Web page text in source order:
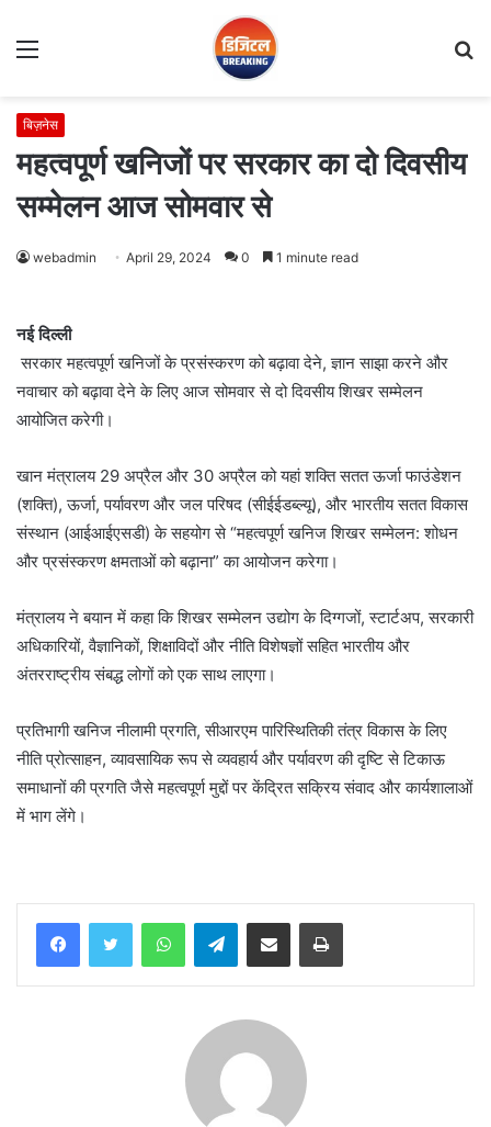
Menu
बिज़नेस
महत्वपूर्ण खनिजों पर सरकार का दो दिवसीय
सम्मेलन आज सोमवार से
webadmin April 29, 2024 0 1 minute read
नई दिल्ली
सरकार महत्वपूर्ण खनिजों के प्रसंस्करण को बढ़ावा देने, ज्ञान साझा करने और
नवाचार को बढ़ावा देने के लिए आज सोमवार से दो दिवसीय शिखर सम्मेलन
आयोजित करेगी।
खान मंत्रालय 29 अप्रैल और 30 अप्रैल को यहां शक्ति सतत ऊर्जा फाउंडेशन
(शक्ति), ऊर्जा, पर्यावरण और जल परिषद (सीईईडब्ल्यू), और भारतीय सतत विकास
संस्थान (आईआईएसडी) के सहयोग से “महत्वपूर्ण खनिज शिखर सम्मेलन: शोधन
और प्रसंस्करण क्षमताओं को बढ़ाना” का आयोजन करेगा।
मंत्रालय ने बयान में कहा कि शिखर सम्मेलन उद्योग के दिग्गजों, स्टार्टअप, सरकारी
अधिकारियों, वैज्ञानिकों, शिक्षाविदों और नीति विशेषज्ञों सहित भारतीय और
अंतरराष्ट्रीय संबद्ध लोगों को एक साथ लाएगा।
प्रतिभागी खनिज नीलामी प्रगति, सीआरएम पारिस्थितिकी तंत्र विकास के लिए
नीति प्रोत्साहन, व्यावसायिक रूप से व्यवहार्य और पर्यावरण की दृष्टि से टिकाऊ
समाधानों की प्रगति जैसे महत्वपूर्ण मुद्दों पर केंद्रित सक्रिय संवाद और कार्यशालाओं
में भाग लेंगे।
WhatsAppTelegramShare via Email Print